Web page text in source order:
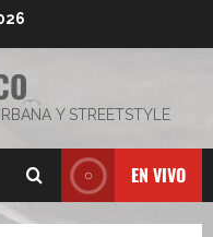
Y STREETSTYLE
EN VIVO